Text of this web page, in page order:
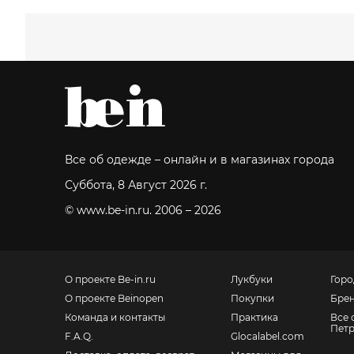
Все об одежде – онлайн и в магазинах города
Суббота, 8 Август 2026 г.
© www.be-in.ru. 2006 – 2026
О проекте Be-in.ru
О проекте Beinopen
Команда и контакты
F.A.Q.
Лукбуки
Покупки
Практика
Glocalabel.com
Все